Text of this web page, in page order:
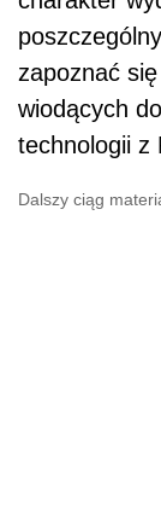
zapoznać
wiodących
technologii z
Dalszy ciąg